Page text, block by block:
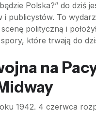
Polska?” do dziś
i publicystów. To
polityczną i
które trwają do
na
1942. 4 czerwca